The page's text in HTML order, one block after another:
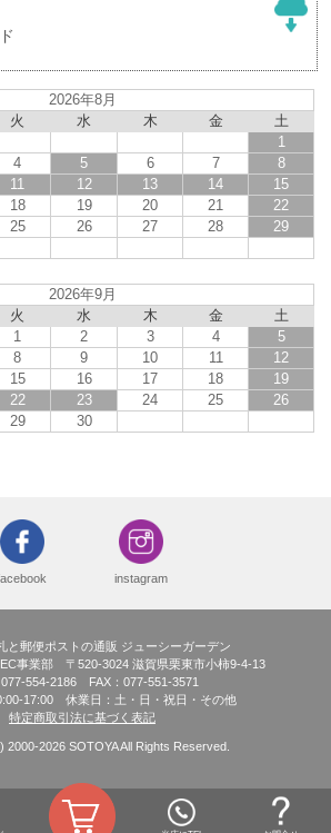
2026年8月
火 水 木 金
土
1
4 5 6 7
8
11 12 13 14
15
18 19 20 21
22
25 26 27 28
29
2026年9月
火 水 木 金
土
1
2 3 4
5
8 9 10 11
12
15 16 17 18
19
22 23 24 25
26
29 30
instagram
と郵便ポストの通販 ジューシーガーデン
事業部 〒520-3024 滋賀県栗東市小柿9-4-13
554-2186 FAX：077-551-3571
17:00 休業日：土・日・祝日・その他
特定商取引法に基づく表記
2000-2026 SOTOYA All Rights Reserved.